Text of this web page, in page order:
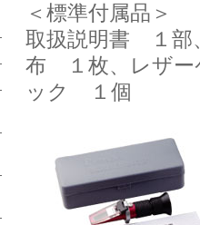
＜標準付属品＞
取扱説明書 １
布 １枚、レザ
ック １個